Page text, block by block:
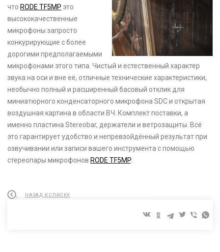
что RODE TF5MP это
высококачественные
микрофоны запросто
конкурирующие с более
дорогими предполагаемыми
микрофонами этого типа. Чистый и естественный характер
звука на оси и вне её, отличные технические характеристики,
необычно полный и расширенный басовый отклик для
миниатюрного конденсаторного микрофона SDC и открытая
воздушная картина в области ВЧ. Комплект поставки, а
именно пластина Stereobar, держатели и ветрозащиты. Всё
это гарантирует удобство и непревзойдённый результат при
озвучивании или записи вашего инструмента с помощью
стереопары микрофонов RODE TF5MP.
НАЗАД К СПИСКУ